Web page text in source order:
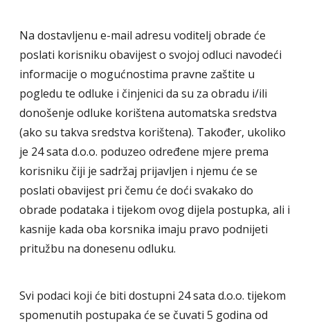
Na dostavljenu e-mail adresu voditelj obrade će
poslati korisniku obavijest o svojoj odluci navodeći
informacije o mogućnostima pravne zaštite u
pogledu te odluke i činjenici da su za obradu i/ili
donošenje odluke korištena automatska sredstva
(ako su takva sredstva korištena). Također, ukoliko
je 24 sata d.o.o. poduzeo određene mjere prema
korisniku čiji je sadržaj prijavljen i njemu će se
poslati obavijest pri čemu će doći svakako do
obrade podataka i tijekom ovog dijela postupka, ali i
kasnije kada oba korsnika imaju pravo podnijeti
pritužbu na donesenu odluku.
Svi podaci koji će biti dostupni 24 sata d.o.o. tijekom
spomenutih postupaka će se čuvati 5 godina od